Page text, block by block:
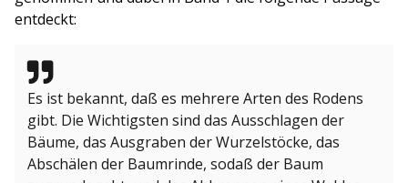
entdeckt:
Es ist bekannt, daß es mehrere Arten des Rodens
gibt. Die Wichtigsten sind das Ausschlagen der
Bäume, das Ausgraben der Wurzelstöcke, das
Abschälen der Baumrinde, sodaß der Baum